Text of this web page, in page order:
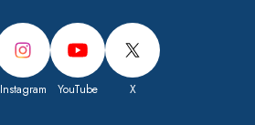
Instagram YouTube X